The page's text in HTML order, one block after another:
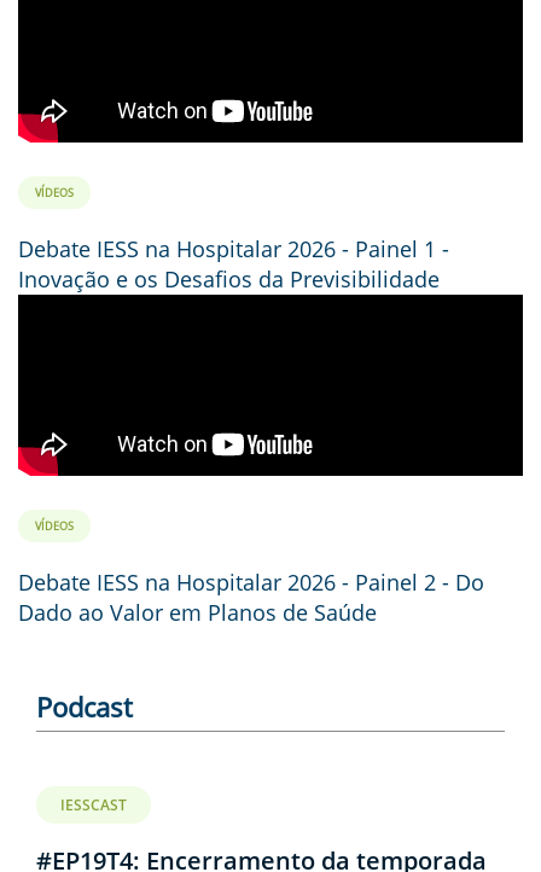
VÍDEOS
Debate IESS na Hospitalar 2026 - Painel 1 -
Inovação e os Desafios da Previsibilidade
VÍDEOS
Debate IESS na Hospitalar 2026 - Painel 2 - Do
Dado ao Valor em Planos de Saúde
Podcast
IESSCAST
#EP19T4: Encerramento da temporada